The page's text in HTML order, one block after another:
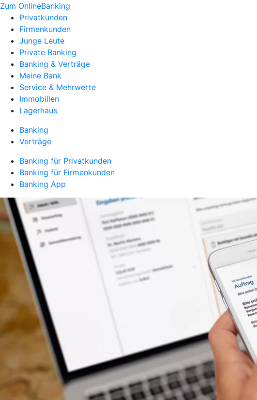
Zum OnlineBanking
Privatkunden
Firmenkunden
Junge Leute
Private Banking
Banking & Verträge
Meine Bank
Service & Mehrwerte
Immobilien
Lagerhaus
Banking
Verträge
Banking für Privatkunden
Banking für Firmenkunden
Banking App